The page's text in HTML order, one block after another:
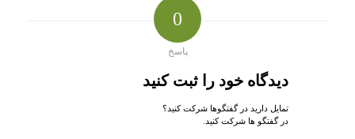
0
پاسخ
دیدگاه خود را ثبت کنید
تمایل دارید در گفتگوها شرکت کنید؟
در گفتگو ها شرکت کنید.